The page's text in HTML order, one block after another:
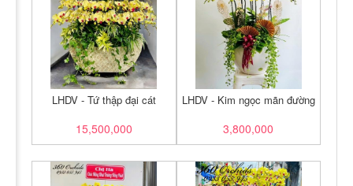
LHDV - Tứ thập đại cát
15,500,000
LHDV - Kim ngọc mãn đường
3,800,000